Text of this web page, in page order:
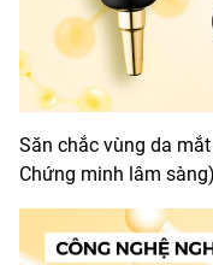
Săn chắc vùng da
Chứng minh lâm sàng)